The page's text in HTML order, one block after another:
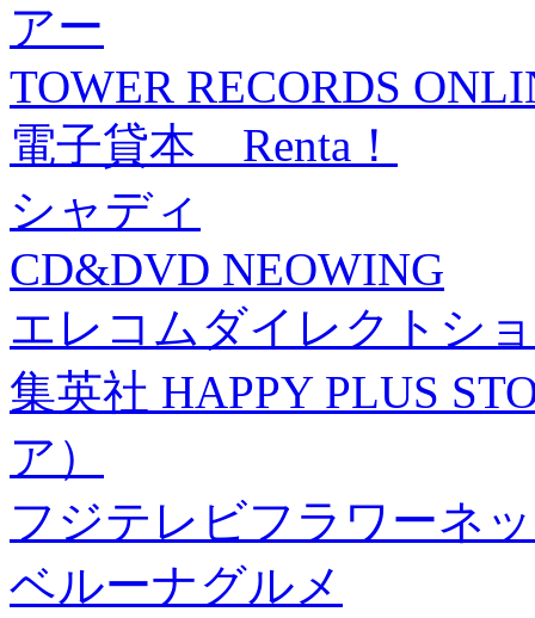
アー
TOWER RECORDS
電子貸本 Renta！
シャディ
CD&DVD NEOWING
エレコムダイレクトシ
集英社 HAPPY PLUS
ア）
フジテレビフラワーネ
ベルーナグルメ